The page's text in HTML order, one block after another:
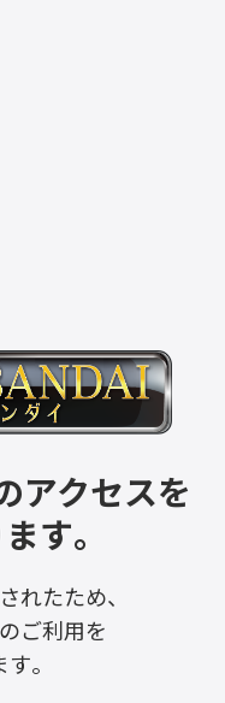
アクセスを
す。
れたため、
ご利用を
。